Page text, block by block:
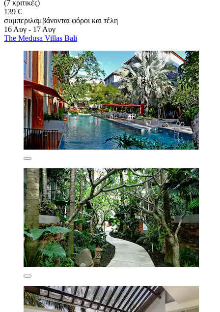
(7 κριτικές)
139 €
συμπεριλαμβάνονται φόροι και τέλη
16 Αυγ - 17 Αυγ
The Medusa Villas Bali